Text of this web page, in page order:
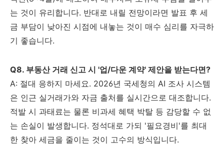
는 것이 유리합니다. 반대로 내릴 전망이라면 발표 후 세
금 부담이 낮아진 시점에 내놓는 것이 매수 심리를 자극하
기 좋습니다.
Q8. 부동산 거래 신고 시 '업/다운 계약' 제안을 받는다면?
A: 절대 응하지 마세요. 2026년 국세청의 AI 조사 시스템
은 인근 실거래가와 자금 출처를 실시간으로 대조합니다.
적발 시 과태료는 물론 비과세 혜택 박탈 등 감당할 수 없
는 손실이 발생합니다. 정석대로 가되 '필요경비'를 최대
한 찾아 세금을 줄이는 것이 고수의 방식입니다.